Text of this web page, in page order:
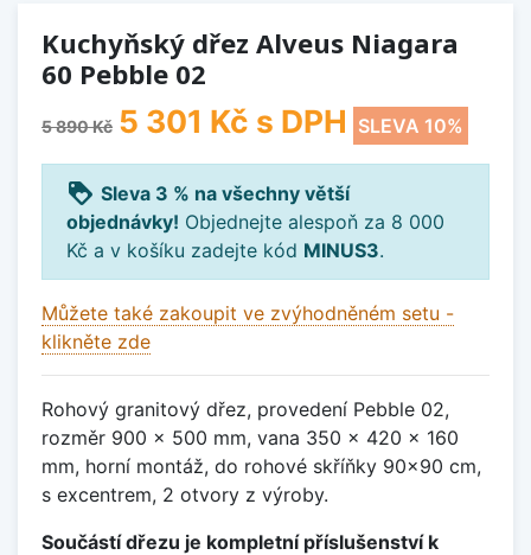
Kuchyňský dřez Alveus Niagara
60 Pebble 02
5 890 Kč 5 301 Kč s DPH SLEVA 10%
loyalty Sleva 3 % na všechny větší
objednávky! Objednejte alespoň za 8 000
Kč a v košíku zadejte kód MINUS3.
Můžete také zakoupit ve zvýhodněném setu -
klikněte zde
Rohový granitový dřez, provedení Pebble 02,
rozměr 900 x 500 mm, vana 350 x 420 x 160
mm, horní montáž, do rohové skříňky 90x90 cm,
s excentrem, 2 otvory z výroby.
Součástí dřezu je kompletní příslušenství k